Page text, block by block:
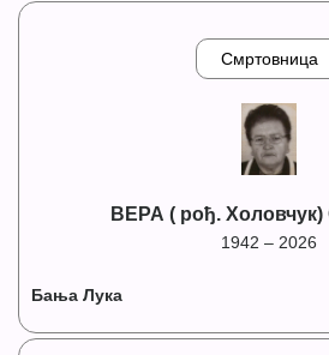
Смртовница
ВЕРА ( рођ.
1942 – 2026
Бања Лука